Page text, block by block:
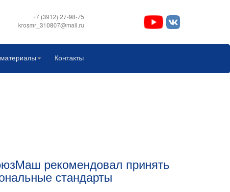
+7 (3912) 27-98-75
krosmr_310807@mail.ru
Контакты
рекомендовал принять
стандарты